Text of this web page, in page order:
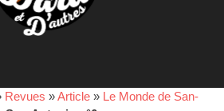
Revues »Article » Le Monde de San-